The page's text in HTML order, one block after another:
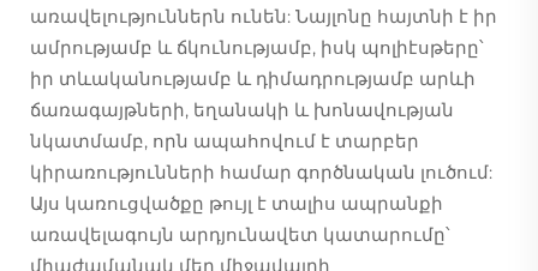
առավելություններն ունեն: Նայլոնը հայտնի է իր
ամրությամբ և ճկունությամբ, իսկ պոլիէսթերը՝
իր տևականությամբ և դիմադրությամբ արևի
ճառագայթների, եղանակի և խոնավության
նկատմամբ, որն ապահովում է տարբեր
կիրառությունների համար գործնական լուծում:
Այս կառուցվածքը թույլ է տալիս ապրանքի
առավելագույն արդյունավետ կատարումը՝
միաժամանակ մեր միջավայրի